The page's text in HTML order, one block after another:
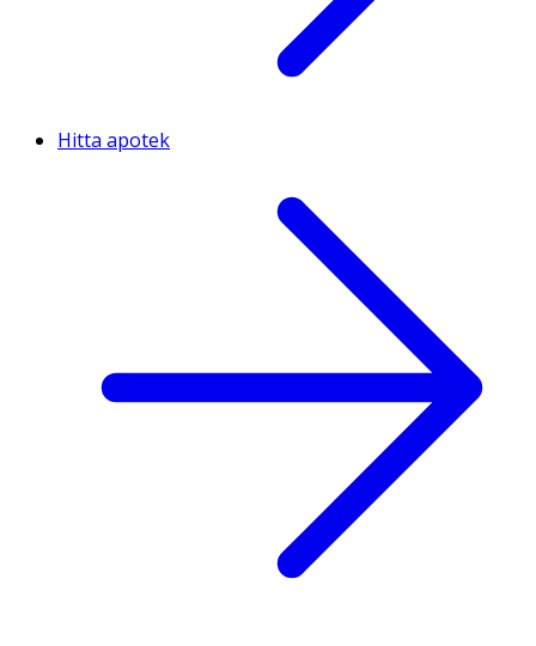
Hitta apotek